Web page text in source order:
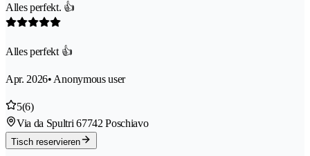
Alles perfekt. 👍
Alles perfekt 👍
Apr. 2026• Anonymous user
5(6)
Via da Spultri 67742 Poschiavo
Tisch reservieren